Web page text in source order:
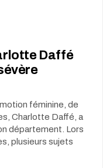
Daffé
féminine, de
Charlotte Daffé, a
département. Lors
plusieurs sujets